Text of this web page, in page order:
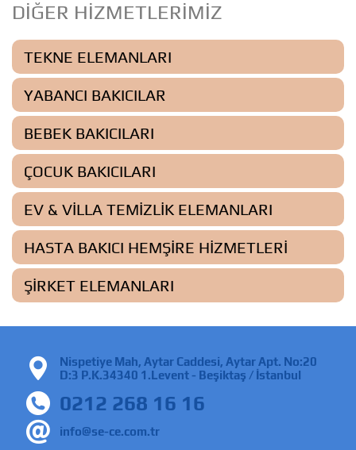
DİĞER HİZMETLERİMİZ
TEKNE ELEMANLARI
YABANCI BAKICILAR
BEBEK BAKICILARI
ÇOCUK BAKICILARI
EV & VILLA TEMIZLIK ELEMANLARI
HASTA BAKICI HEMŞIRE HIZMETLERI
ŞIRKET ELEMANLARI
Nispetiye Mah, Aytar Caddesi, Aytar Apt. No:20
D:3 P.K.34340 1.Levent - Beşiktaş / İstanbul
0212 268 16 16
info@se-ce.com.tr